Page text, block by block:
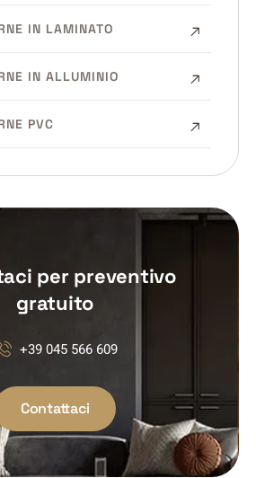
IN LAMINATO
IN ALLUMINIO
PVC
per preventivo
gratuito
+39 045 566 609
Contattaci